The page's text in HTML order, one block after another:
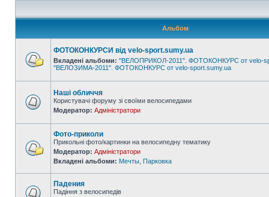
Альбом
ФОТОКОНКУРСИ від velo-sport.sumy.ua
Вкладені альбоми: "ВЕЛОПРИКОЛ-2011". ФОТОКОНКУРС от velo-
"ВЕЛОЗИМА-2011". ФОТОКОНКУРС от velo-sport.sumy.ua
Наші обличчя
Користувачі форуму зі своїми велосипедами
Модератор: Адміністратори
Фото-приколи
Прикольні фото/картинки на велосипедну тематику
Модератор: Адміністратори
Вкладені альбоми: Мечты Парковка
Падения
Падіння з велосипедів